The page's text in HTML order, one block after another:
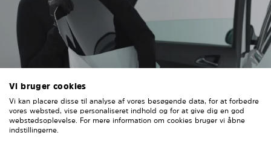
3. FJERN DEN BESKYTTENDE FOLIE
Vi bruger cookies
Vi kan placere disse til analyse af vores besøgende data, for at forbedre
vores websted, vise personaliseret indhold og for at give dig en god
webstedsoplevelse. For mere information om cookies bruger vi åbne
indstillingerne.